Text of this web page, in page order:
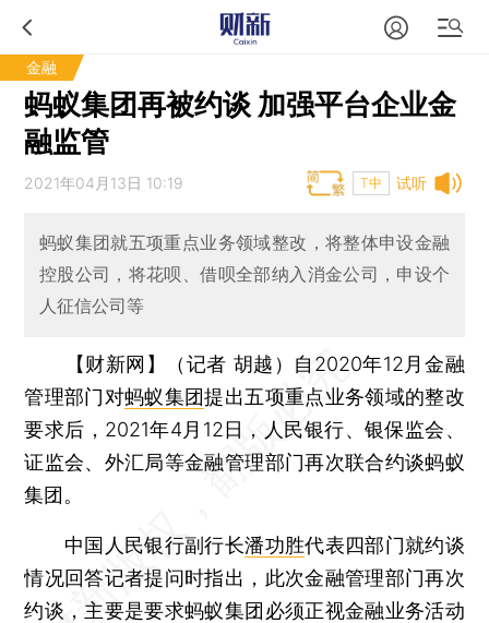
金融
蚂蚁集团再被约谈 加强平台企业金
融监管
试听
2021年04月13日 10:19 T中
蚂蚁集团就五项重点业务领域整改，将整体申设金融
控股公司，将花呗、借呗全部纳入消金公司，申设个
人征信公司等
【财新网】（记者 胡越） 自2020年12月金融
管理部门对蚂蚁集团提出五项重点业务领域的整改
要求后，2021年4月12日，人民银行、银保监会、
证监会、外汇局等金融管理部门再次联合约谈蚂蚁
集团。
中国人民银行副行长潘功胜代表四部门就约谈
情况回答记者提问时指出，此次金融管理部门再次
约谈，主要是要求蚂蚁集团必须正视金融业务活动